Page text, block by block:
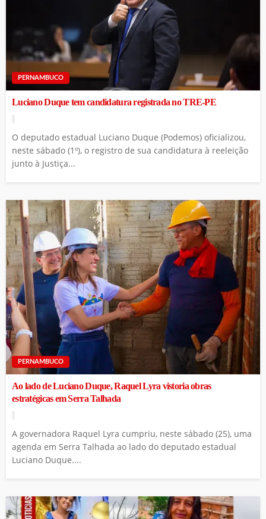
PERNAMBUCO
Luciano Duque tem candidatura registrada no TRE-PE
O deputado estadual Luciano Duque (Podemos) oficializou,
neste sábado (1º), o registro de sua candidatura à reeleição
junto à Justiça...
PERNAMBUCO
Ao lado de Luciano Duque, Raquel Lyra vistoria obras
estratégicas em Serra Talhada
A governadora Raquel Lyra cumpriu, neste sábado (25), uma
agenda em Serra Talhada ao lado do deputado estadual
Luciano Duque....